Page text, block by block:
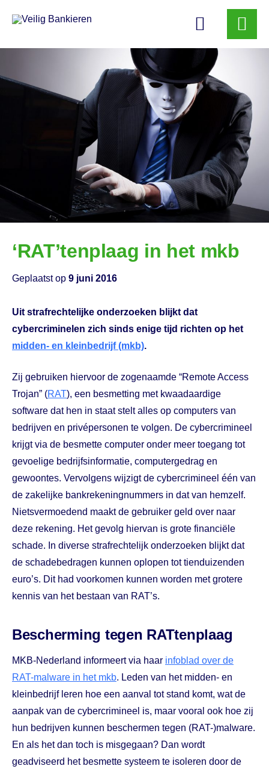
Veilig
Bankieren
‘RAT’tenplaag in het mkb
Geplaatst op 9 juni 2016
Uit strafrechtelijke onderzoeken blijkt dat
cybercriminelen zich sinds enige tijd richten op het
midden- en kleinbedrijf (mkb).
Zij gebruiken hiervoor de zogenaamde “Remote Access
Trojan” (RAT), een besmetting met kwaadaardige
software dat hen in staat stelt alles op computers van
bedrijven en privépersonen te volgen. De cybercrimineel
krijgt via de besmette computer onder meer toegang tot
gevoelige bedrijfsinformatie, computergedrag en
gewoontes. Vervolgens wijzigt de cybercrimineel één van
de zakelijke bankrekeningnummers in dat van hemzelf.
Nietsvermoedend maakt de gebruiker geld over naar
deze rekening. Het gevolg hiervan is grote financiële
schade. In diverse strafrechtelijk onderzoeken blijkt dat
de schadebedragen kunnen oplopen tot tienduizenden
euro’s. Dit had voorkomen kunnen worden met grotere
kennis van het bestaan van RAT’s.
Bescherming tegen RATtenplaag
MKB-Nederland informeert via haar infoblad over de
RAT-malware in het mkb. Leden van het midden- en
kleinbedrijf leren hoe een aanval tot stand komt, wat de
aanpak van de cybercrimineel is, maar vooral ook hoe zij
hun bedrijven kunnen beschermen tegen (RAT-)malware.
En als het dan toch is misgegaan? Dan wordt
geadviseerd het besmette systeem te isoleren door de